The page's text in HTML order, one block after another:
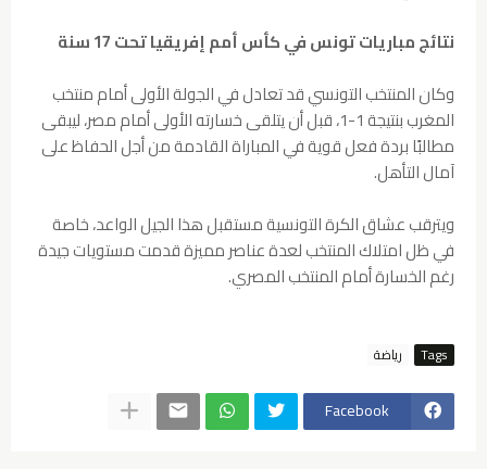
نتائج مباريات تونس في كأس أمم إفريقيا تحت 17 سنة
وكان المنتخب التونسي قد تعادل في الجولة الأولى أمام منتخب
المغرب بنتيجة 1-1، قبل أن يتلقى خسارته الأولى أمام مصر، ليبقى
مطالبًا بردة فعل قوية في المباراة القادمة من أجل الحفاظ على
آمال التأهل.
ويترقب عشاق الكرة التونسية مستقبل هذا الجيل الواعد، خاصة
في ظل امتلاك المنتخب لعدة عناصر مميزة قدمت مستويات جيدة
رغم الخسارة أمام المنتخب المصري.
Tags رياضة
Facebook